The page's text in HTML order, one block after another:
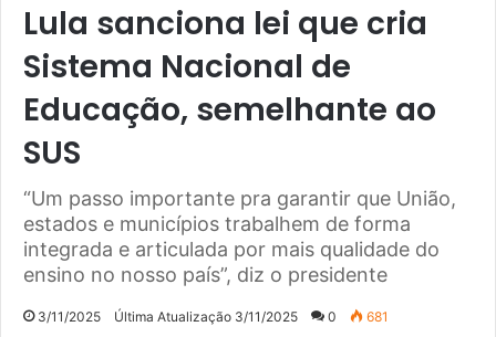
Lula sanciona lei que cria
Sistema Nacional de
Educação, semelhante ao
SUS
“Um passo importante pra garantir que União,
estados e municípios trabalhem de forma
integrada e articulada por mais qualidade do
ensino no nosso país”, diz o presidente
3/11/2025 Última Atualização 3/11/2025 0 681